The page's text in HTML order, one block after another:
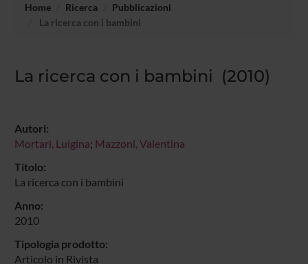
Home Ricerca
Pubblicazioni
La ricerca con i bambini
La ricerca con i bambini (2010)
Autori:
Mortari, Luigina; Mazzoni, Valentina
Titolo:
La ricerca con i bambini
Anno:
2010
Tipologia prodotto:
Articolo in Rivista